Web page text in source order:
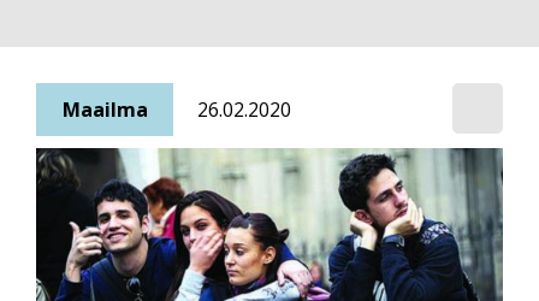
Maailma 26.02.2020